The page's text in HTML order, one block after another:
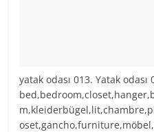
yatak odası 013. Yatak